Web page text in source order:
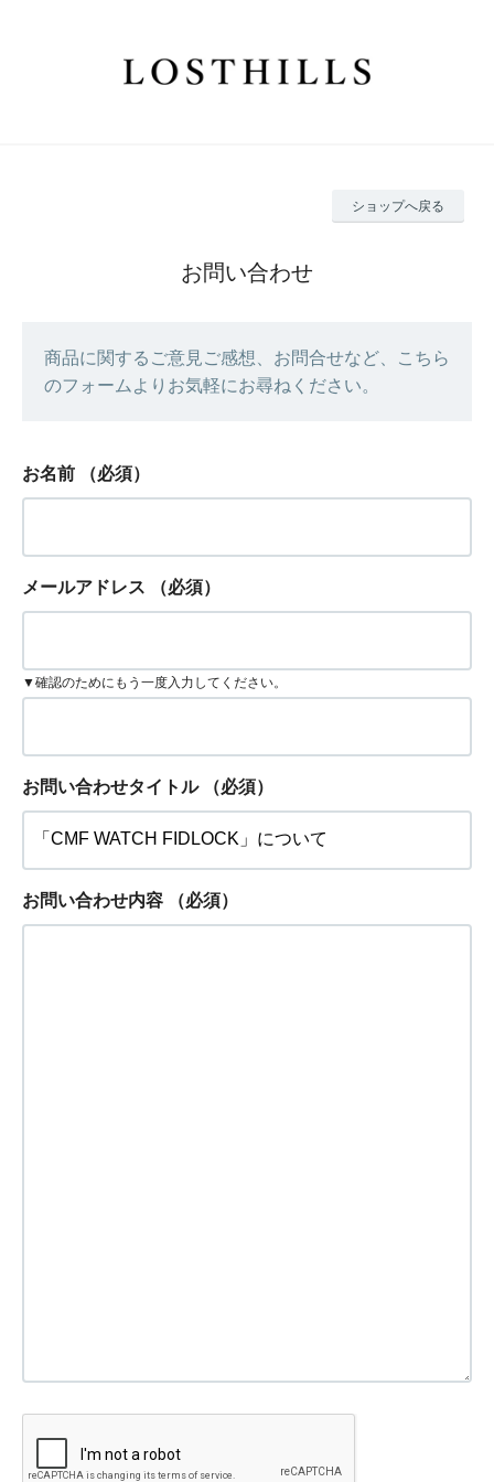
ショップへ戻る
お問い合わせ
商品に関するご意見ご感想、お問合せなど、こちら
のフォームよりお気軽にお尋ねください。
お名前 （必須）
メールアドレス （必須）
▼確認のためにもう一度入力してください。
お問い合わせタイトル （必須）
お問い合わせ内容 （必須）